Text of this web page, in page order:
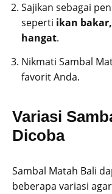
Sajikan sebagai
seperti ikan
hangat.
Nikmati Sambal
favorit Anda.
Variasi
Dicoba
Sambal Matah Bali
beberapa variasi